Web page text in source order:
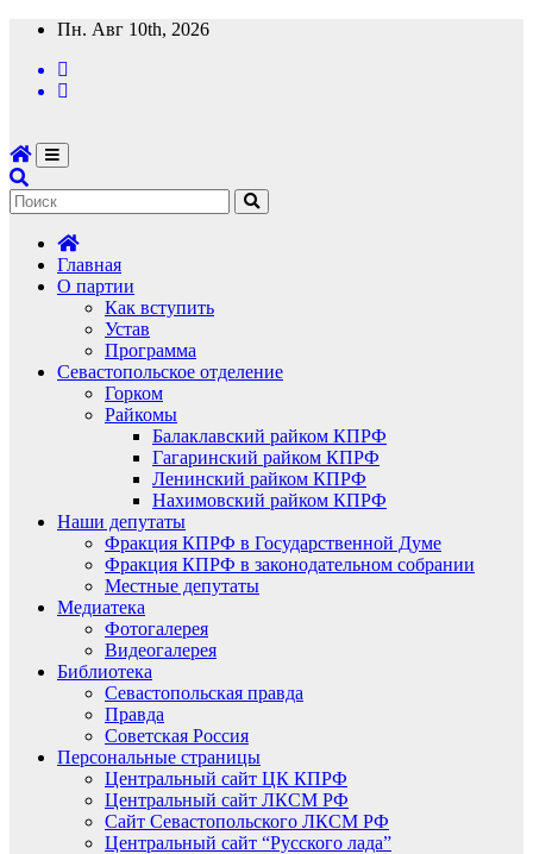
Перейти
содержимому
Пн. Авг 10th, 2026
Главная
О партии
Как вступить
Устав
Программа
Севастопольское отделение
Горком
Райкомы
Балаклавский райком КПРФ
Гагаринский райком КПРФ
Ленинский райком КПРФ
Нахимовский райком КПРФ
Наши депутаты
Фракция КПРФ в Государственной Думе
Фракция КПРФ в законодательном собрании
Местные депутаты
Медиатека
Фотогалерея
Видеогалерея
Библиотека
Севастопольская правда
Правда
Советская Россия
Персональные страницы
Центральный сайт ЦК КПРФ
Центральный сайт ЛКСМ РФ
Сайт Севастопольского ЛКСМ РФ
Центральный сайт “Русского лада”